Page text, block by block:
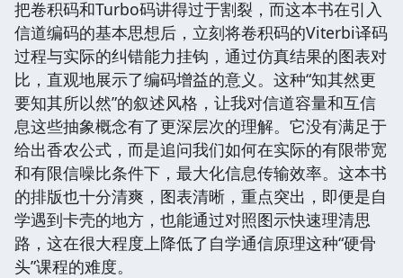
把卷积码和Turbo码讲得过于割裂，而这本书在引入
信道编码的基本思想后，立刻将卷积码的Viterbi译码
过程与实际的纠错能力挂钩，通过仿真结果的图表对
比，直观地展示了编码增益的意义。这种“知其然更
要知其所以然”的叙述风格，让我对信道容量和互信
息这些抽象概念有了更深层次的理解。它没有满足于
给出香农公式，而是追问我们如何在实际的有限带宽
和有限信噪比条件下，最大化信息传输效率。这本书
的排版也十分清爽，图表清晰，重点突出，即便是自
学遇到卡壳的地方，也能通过对照图示快速理清思
路，这在很大程度上降低了自学通信原理这种“硬骨
头”课程的难度。